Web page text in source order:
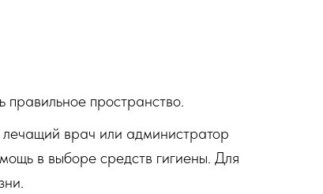
правильное пространство.
врач или администратор
в выборе средств гигиены. Для